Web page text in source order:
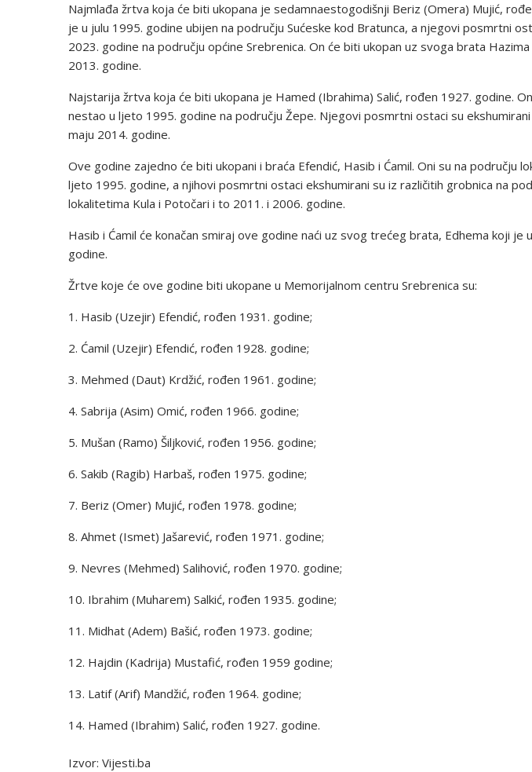
Najmlađa žrtva koja će biti ukopana je sedamnaestogodišnji Beriz (Omera) Mujić,
je u julu 1995. godine ubijen na području Sućeske kod Bratunca, a njegovi posmrtni
2023. godine na području općine Srebrenica. On će biti ukopan uz svoga brata
2013. godine.
Najstarija žrtva koja će biti ukopana je Hamed (Ibrahima) Salić, rođen 1927. godine.
nestao u ljeto 1995. godine na području Žepe. Njegovi posmrtni ostaci su ekshumirani
maju 2014. godine.
Ove godine zajedno će biti ukopani i braća Efendić, Hasib i Ćamil. Oni su na području
ljeto 1995. godine, a njihovi posmrtni ostaci ekshumirani su iz različitih grobnica na
lokalitetima Kula i Potočari i to 2011. i 2006. godine.
Hasib i Ćamil će konačan smiraj ove godine naći uz svog trećeg brata, Edhema koji je
godine.
Žrtve koje će ove godine biti ukopane u Memorijalnom centru Srebrenica su:
1. Hasib (Uzejir) Efendić, rođen 1931. godine;
2. Ćamil (Uzejir) Efendić, rođen 1928. godine;
3. Mehmed (Daut) Krdžić, rođen 1961. godine;
4. Sabrija (Asim) Omić, rođen 1966. godine;
5. Mušan (Ramo) Šiljković, rođen 1956. godine;
6. Sakib (Ragib) Harbaš, rođen 1975. godine;
7. Beriz (Omer) Mujić, rođen 1978. godine;
8. Ahmet (Ismet) Jašarević, rođen 1971. godine;
9. Nevres (Mehmed) Salihović, rođen 1970. godine;
10. Ibrahim (Muharem) Salkić, rođen 1935. godine;
11. Midhat (Adem) Bašić, rođen 1973. godine;
12. Hajdin (Kadrija) Mustafić, rođen 1959 godine;
13. Latif (Arif) Mandžić, rođen 1964. godine;
14. Hamed (Ibrahim) Salić, rođen 1927. godine.
Izvor: Vijesti.ba